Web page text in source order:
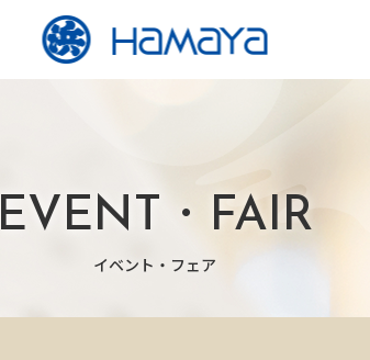
EVENT・FAIR
イベント・フェア